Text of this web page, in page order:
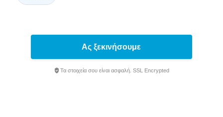
Ας ξεκινήσουμε
Τα στοιχεία σου είναι ασφαλή. SSL Encrypted